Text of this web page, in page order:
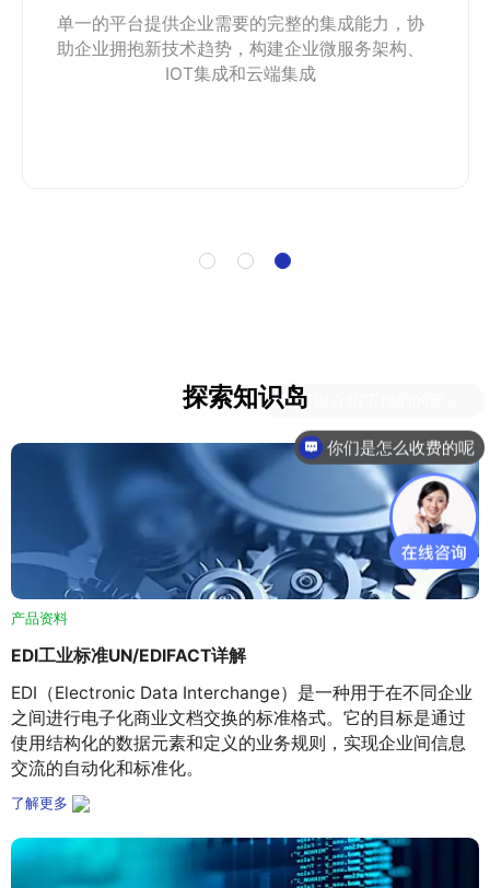
单一的平台提供企业需要的完整的集成能力，协
助企业拥抱新技术趋势，构建企业微服务架构、
IOT集成和云端集成
探索知识岛
产品资料
EDI工业标准UN/EDIFACT详解
EDI（Electronic Data Interchange）是一种用于在不同企业
之间进行电子化商业文档交换的标准格式。它的目标是通过
使用结构化的数据元素和定义的业务规则，实现企业间信息
交流的自动化和标准化。
了解更多
你们是怎么收费的呢